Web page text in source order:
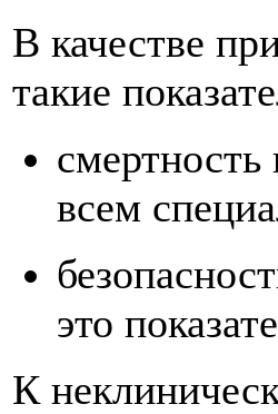
В качестве
такие
всем
это
К